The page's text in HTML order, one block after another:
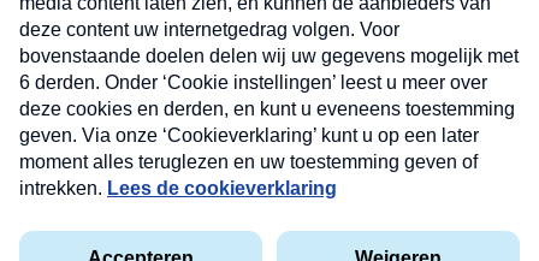
Privacyverklaring
Cookieverklaring
Nieuwsbrief
Neem hier een gratis abonnement op onze
nieuwsbrief. Elke vrijdag- en dinsdagochtend in uw